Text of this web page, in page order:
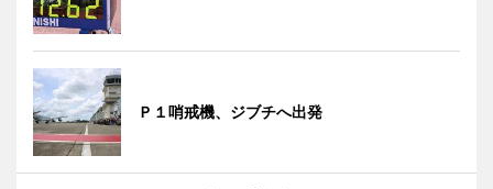
Ｐ１哨戒機、ジブチへ出発